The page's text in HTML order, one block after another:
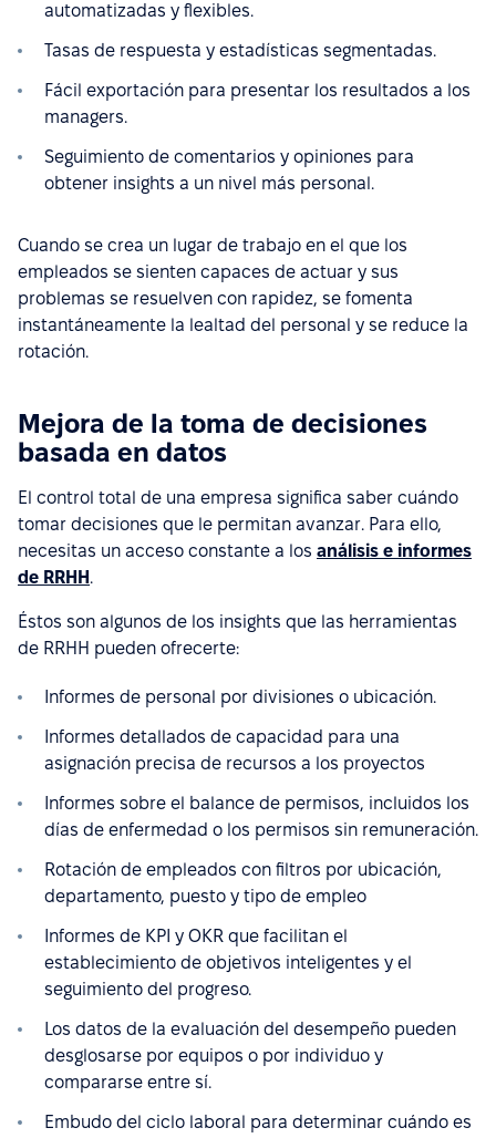
automatizadas y flexibles.
Tasas de respuesta y estadísticas segmentadas.
Fácil exportación para presentar los resultados a los
managers.
Seguimiento de comentarios y opiniones para
obtener insights a un nivel más personal.
Cuando se crea un lugar de trabajo en el que los
empleados se sienten capaces de actuar y sus
problemas se resuelven con rapidez, se fomenta
instantáneamente la lealtad del personal y se reduce la
rotación.
Mejora de la toma de decisiones
basada en datos
El control total de una empresa significa saber cuándo
tomar decisiones que le permitan avanzar. Para ello,
necesitas un acceso constante a los análisis e informes
de RRHH .
Éstos son algunos de los insights que las herramientas
de RRHH pueden ofrecerte:
Informes de personal por divisiones o ubicación.
Informes detallados de capacidad para una
asignación precisa de recursos a los proyectos
Informes sobre el balance de permisos, incluidos los
días de enfermedad o los permisos sin remuneración.
Rotación de empleados con filtros por ubicación,
departamento, puesto y tipo de empleo
Informes de KPI y OKR que facilitan el
establecimiento de objetivos inteligentes y el
seguimiento del progreso.
Los datos de la evaluación del desempeño pueden
desglosarse por equipos o por individuo y
compararse entre sí.
Embudo del ciclo laboral para determinar cuándo es